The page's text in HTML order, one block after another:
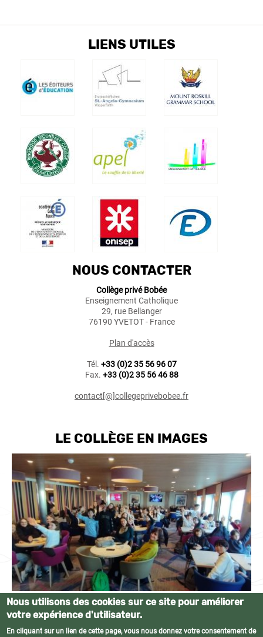
LIENS UTILES
NOUS CONTACTER
Collège privé Bobée
Enseignement Catholique
29, rue Bellanger
76190 YVETOT - France
Plan d'accès
Tél. +33 (0)2 35 56 96 07
Fax. +33 (0)2 35 56 46 88
contact[@]collegeprivebobee.fr
LE COLLÈGE EN IMAGES
© Collège privé Bobée • Tous droits réservés •Mentions légales•Plan du
Nous utilisons des cookies sur ce site pour améliorer
votre expérience d'utilisateur.
En cliquant sur un lien de cette page, vous nous donnez votre consentement de